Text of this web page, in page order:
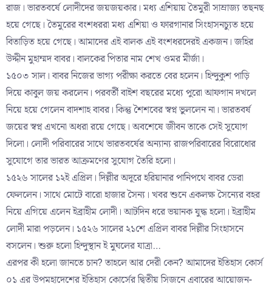
রাজ। ভারতবর্ষে লোদীদের জয়জয়কার। মধ্য এশিয়ায় তৈমুরী সাম্রাজ্য তছনছ
হয়ে গেছে। তৈমুরের বংশধররা মধ্য এশিয়া ও ফারগানার সিংহাসনচ্যুত হয়ে
বিতাড়িত হয়ে গেছে। আমাদের এই বালক এই বংশধরদেরই একজন। জহির
উদ্দীন মুহাম্মদ বাবর। বালকের পিতার নাম শেখ ওমর মীর্জা।
১৫০৩ সাল। বাবর নিজের ভাগ্য পরীক্ষা করতে বের হলেন। হিন্দুকুশ পাড়ি
দিয়ে কাবুল জয় করলেন। পরবর্তী বাইশ বছরের মধ্যে পুরো আফগান দখলে
নিয়ে হয়ে গেলেন বাদশাহ বাবর। কিন্তু শৈশবের স্বপ্ন ভুললেন না। ভারতবর্ষ
জয়ের স্বপ্ন এখনো অধরা রয়ে গেছে। অবশেষে জীবন তাকে সেই সুযোগ
দিলো। লোদী পরিবারের সাথে ভারতবর্ষের অন্যান্য রাজপরিবারের বিরোধোর
সুযোগে তার ভারত আক্রমণের সুযোগ তৈরি হলো।
১৫২৬ সালের ১২ই এপ্রিল। দিল্লীর অদূরে হরিয়ানার পানিপথে বাবর ডেরা
ফেললেন। সাথে মোটে বারো হাজার সৈন্য। খবর শুনে একলক্ষ সৈন্যের বহর
নিয়ে এগিয়ে এলেন ইব্রাহীম লোদী। আটদিন ধরে ভয়ানক যুদ্ধ হলো। ইব্রাহীম
লোদী মারা পড়লেন। ১৫২৬ সালের ২১শে এপ্রিল বাবর দিল্লীর সিংহাসনে
বসলেন। শুরু হলো হিন্দুস্থান ই মুঘলের যাত্রা…
এরপর কী হলো জানতে চান? তাহলে আর দেরী কেন? আমাদের ইতিহাস কোর্স
০১ এর উপমহাদেশের ইতিহাস কোর্সের দ্বিতীয় সিজনে এবারের আয়োজন-